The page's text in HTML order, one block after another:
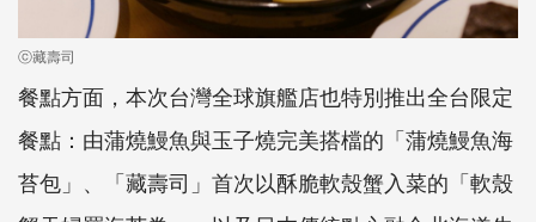
ⓒ藏壽司
餐點方面，本次台灣全球旗艦店也特別推出全台限定
餐點：由蒲燒鰻魚與玉子燒完美搭檔的「蒲燒鰻魚海
苔包」、「藏壽司」首次以酥脆軟殼蟹入菜的「軟殼